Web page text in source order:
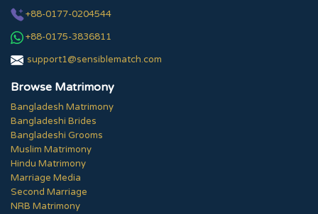
+88-0177-0204544
+88-0175-3836811
support1@sensiblematch.com
Browse Matrimony
Bangladesh Matrimony
Bangladeshi Brides
Bangladeshi Grooms
Muslim Matrimony
Hindu Matrimony
Marriage Media
Second Marriage
NRB Matrimony